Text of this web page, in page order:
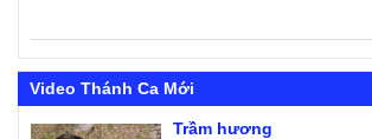
Video Thánh Ca Mới
Trầm hương